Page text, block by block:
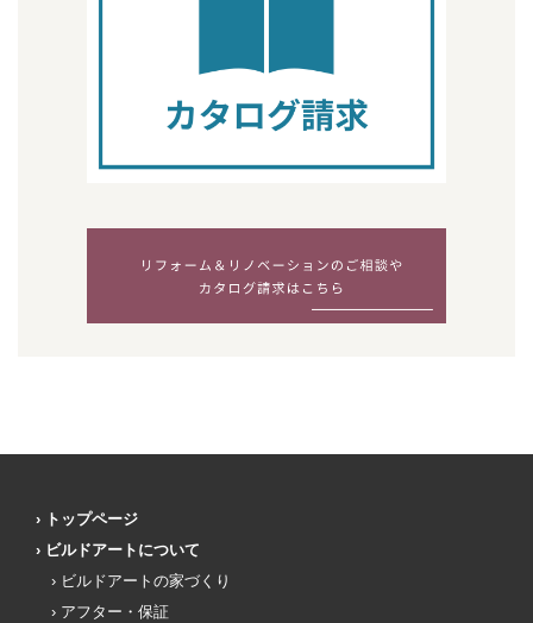
トップページ
ビルドアートについて
ビルドアートの家づくり
アフター・保証